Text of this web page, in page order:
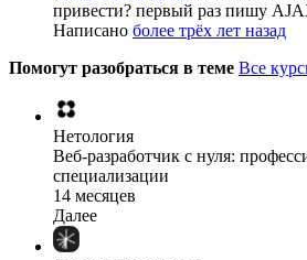
привести? первый раз пишу
Написано более трёх лет назад
Помогут разобраться в теме Все
Нетология
Веб-разработчик с нуля:
специализации
14 месяцев
Далее